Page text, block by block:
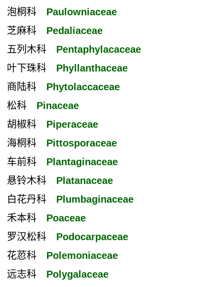
泡桐科
Paulowniaceae
芝麻科
Pedaliaceae
五列木科
Pentaphylacaceae
叶下珠科
Phyllanthaceae
商陆科
Phytolaccaceae
松科
Pinaceae
胡椒科
Piperaceae
海桐科
Pittosporaceae
车前科
Plantaginaceae
悬铃木科
Platanaceae
白花丹科
Plumbaginaceae
禾本科
Poaceae
罗汉松科
Podocarpaceae
花荵科
Polemoniaceae
远志科
Polygalaceae